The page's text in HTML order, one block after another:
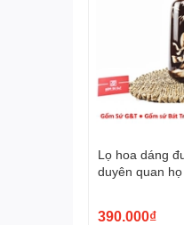
Lọ hoa dáng
duyên quan
390.000₫